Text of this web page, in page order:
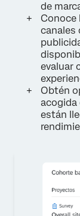
de
Conoce
canales
evaluar
Obtén
acogida
están